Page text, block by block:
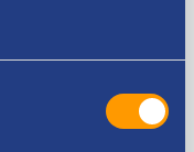
EUR